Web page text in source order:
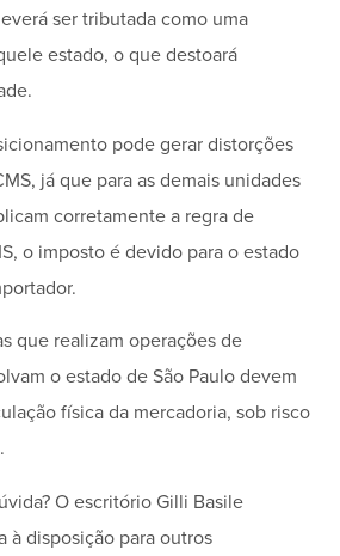
ser tributada como uma
estado, o que destoará
pode gerar distorções
já que para as demais unidades
corretamente a regra de
o imposto é devido para o estado
que realizam operações de
o estado de São Paulo devem
física da mercadoria, sob risco
O escritório Gilli Basile
à disposição para outros